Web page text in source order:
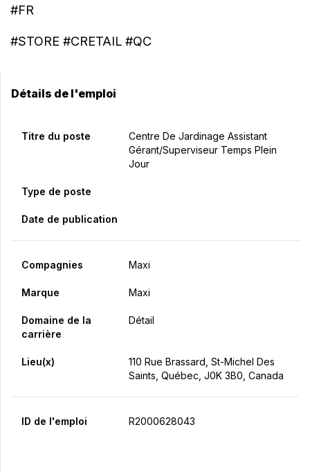
#FR
#STORE #CRETAIL #QC
Détails de l'emploi
Titre du poste
Centre De Jardinage Assistant
Gérant/Superviseur Temps Plein
Jour
Type de poste
Date de publication
Compagnies Maxi
Marque Maxi
Domaine de la
carrière
Détail
Lieu(x)
110 Rue Brassard, St-Michel Des
Saints, Québec, J0K 3B0, Canada
ID de l'emploi R2000628043